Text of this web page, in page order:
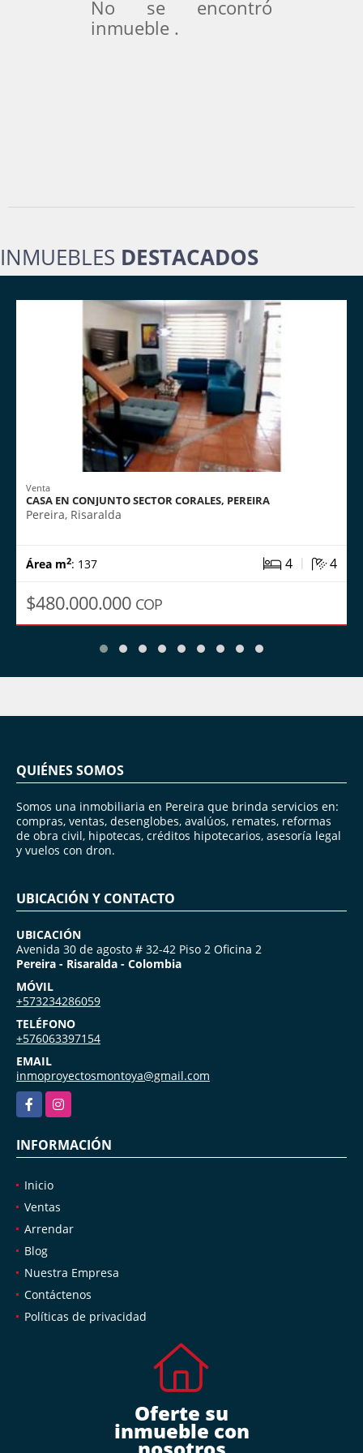
No se encontró
inmueble .
INMUEBLES DESTACADOS
Venta
CASA EN CONJUNTO SECTOR CORALES, PEREIRA
Pereira, Risaralda
Área m2: 137 4 | 4
$480.000.000 COP
QUIÉNES SOMOS
Somos una inmobiliaria en Pereira que brinda servicios en:
compras, ventas, desenglobes, avalúos, remates, reformas
de obra civil, hipotecas, créditos hipotecarios, asesoría legal
y vuelos con dron.
UBICACIÓN
Avenida 30 de agosto # 32-42 Piso 2 Oficina 2
Pereira - Risaralda - Colombia
MÓVIL
+573234286059
TELÉFONO
+576063397154
EMAIL
inmoproyectosmontoya@gmail.com
FacebookInstagram
Inicio
Ventas
Arrendar
Blog
Nuestra Empresa
Contáctenos
Oferte su